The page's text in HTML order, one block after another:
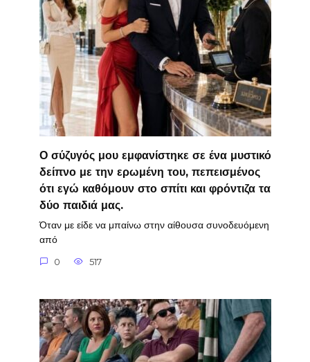
Ο σύζυγός μου εμφανίστηκε σε ένα μυστικό
δείπνο με την ερωμένη του, πεπεισμένος
ότι εγώ καθόμουν στο σπίτι και φρόντιζα τα
δύο παιδιά μας.
Όταν με είδε να μπαίνω στην αίθουσα συνοδευόμενη
από
0 517